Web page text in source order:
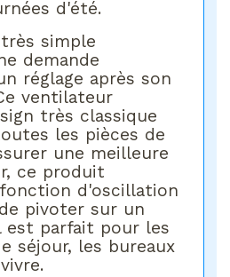
d'été.
simple
demande
réglage après son
ventilateur
très classique
les pièces de
une meilleure
ce produit
d'oscillation
pivoter sur un
est parfait pour les
séjour, les bureaux